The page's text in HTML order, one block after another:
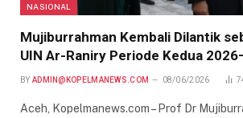
NASIONAL
Mujiburrahman Kembali Dilantik
UIN Ar-Raniry Periode Kedua
BY ADMIN@KOPELMANEWS.COM 08/06/2026
Aceh, Kopelmanews.com – Prof Dr